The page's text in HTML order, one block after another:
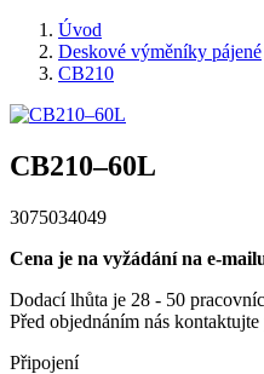
Úvod
Deskové výměníky pájené
CB210
CB210–60L
3075034049
Cena je na vyžádání na e-
Dodací lhůta je 28 - 50
Před objednáním nás
Připojení